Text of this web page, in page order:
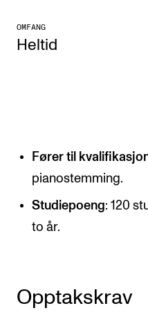
KONSERTER
Låne utstyr
PRAKTISK
Canvas
Rom, bygg, saler og studio
OMFANG
Heltid
Fører til
pianostemming.
Studiepoeng: 120
to år.
Opptakskrav